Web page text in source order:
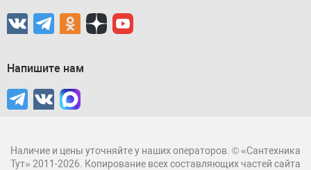
Напишите нам
Наличие и цены уточняйте у наших операторов. © «Сантехника
Тут» 2011-2026. Копирование всех составляющих частей сайта